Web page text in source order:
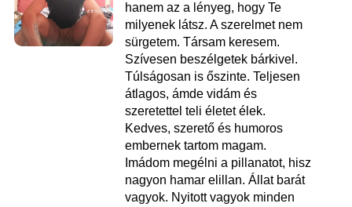
hanem az a lényeg, hogy Te
milyenek látsz. A szerelmet nem
sürgetem. Társam keresem.
Szívesen beszélgetek bárkivel.
Túlságosan is őszinte. Teljesen
átlagos, ámde vidám és
szeretettel teli életet élek.
Kedves, szerető és humoros
embernek tartom magam.
Imádom megélni a pillanatot, hisz
nagyon hamar elillan. Állat barát
vagyok. Nyitott vagyok minden